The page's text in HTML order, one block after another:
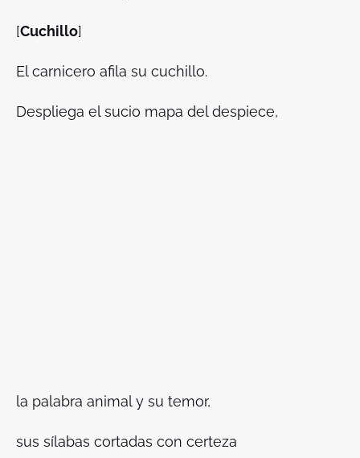
[Cuchillo]
El carnicero afila su cuchillo.
Despliega el sucio mapa del despiece,
la palabra animal y su temor,
sus sílabas cortadas con certeza